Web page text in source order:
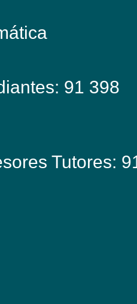
91 398
Tutores: